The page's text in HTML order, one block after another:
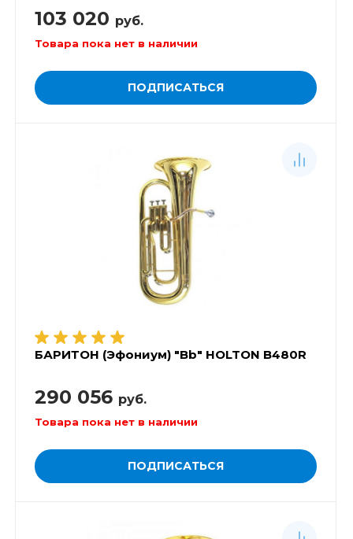
103 020 руб.
Товара пока нет в наличии
ПОДПИСАТЬСЯ
БАРИТОН (Эфониум) "Bb" HOLTON B480R
290 056 руб.
Товара пока нет в наличии
ПОДПИСАТЬСЯ